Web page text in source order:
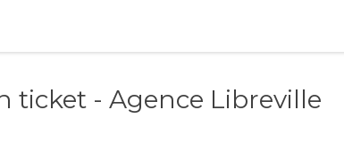
ticket - Agence Libreville